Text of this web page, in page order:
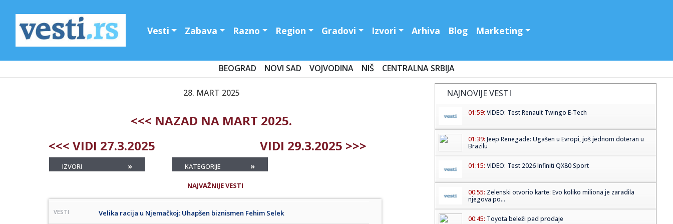
Vesti Zabava Razno Region Gradovi Izvori Arhiva Blog Marketing
BEOGRAD NOVI SAD VOJVODINA NIŠ CENTRALNA SRBIJA
28. MART 2025
<<< NAZAD NA MART 2025.
<<< VIDI 27.3.2025
VIDI 29.3.2025 >>>
IZVORI » KATEGORIJE »
NAJVAŽNIJE VESTI
VESTI Velika racija u Njemačkoj: Uhapšen biznismen Fehim Selek
NAJNOVIJE VESTI
01:59: VIDEO: Test Renault Twingo E-Tech
01:39: Jeep Renegade: Ugašen u Evropi, još jednom doteran u
Brazilu
01:15: VIDEO: Test 2026 Infiniti QX80 Sport
00:55: Zelenski otvorio karte: Evo koliko miliona je zaradila
njegova po...
00:45: Toyota beleži pad prodaje